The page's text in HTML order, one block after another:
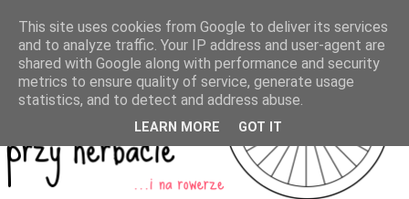
This site uses cookies from Google to deliver its services
and to analyze traffic. Your IP address and user-agent are
shared with Google along with performance and security
metrics to ensure quality of service, generate usage
statistics, and to detect and address abuse.
LEARN MORE GOT IT